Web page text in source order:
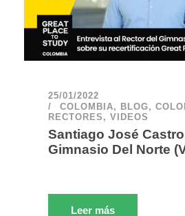
25/01/2022
COLOMBIA, BLOG,
RECTORES , VIDEOS
Santiago José
Gimnasio Del Norte
Leer más